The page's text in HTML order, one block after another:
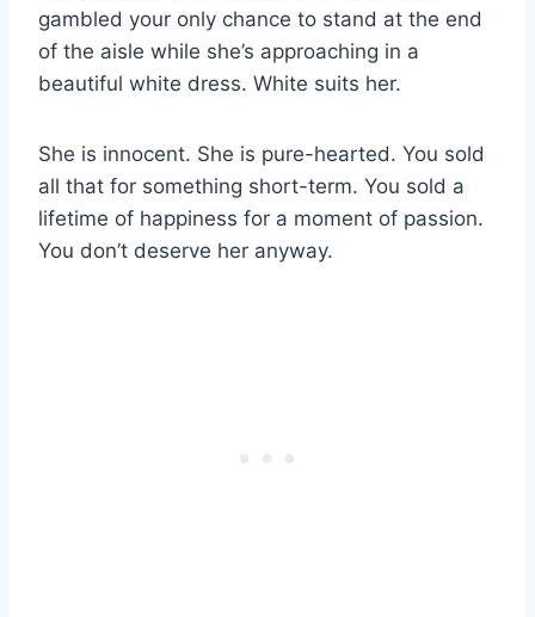
gambled your only chance to stand at the end
of the aisle while she’s approaching in a
beautiful white dress. White suits her.
She is innocent. She is pure-hearted. You sold
all that for something short-term. You sold a
lifetime of happiness for a moment of passion.
You don’t deserve her anyway.